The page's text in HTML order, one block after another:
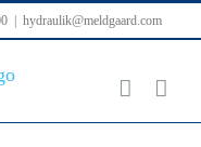
hydraulik@meldgaard.com